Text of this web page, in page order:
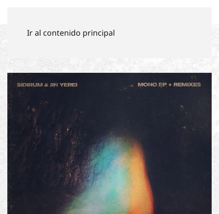
Ir al contenido principal